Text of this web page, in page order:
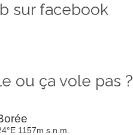
sur facebook
ou ça vole pas ?